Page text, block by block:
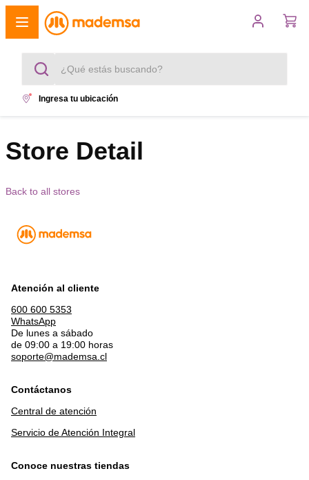
¿Qué estás buscando?
cocina 4 platos
4. secadora
Ingresa tu ubicación
Store Detail
Back to all stores
Atención al cliente
600 600 5353
WhatsApp
De lunes a sábado
de 09:00 a 19:00 horas
soporte@mademsa.cl
Contáctanos
Central de atención
Servicio de Atención Integral
Conoce nuestras tiendas